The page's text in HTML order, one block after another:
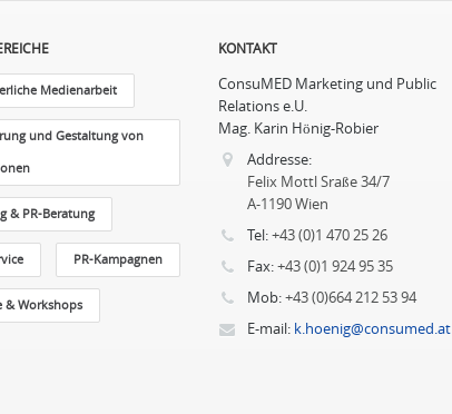
Medienarbeit
und Gestaltung von
& PR-Beratung
PR-Kampagnen
& Workshops
KONTAKT
ConsuMED Marketing und Public
Relations e.U.
Mag. Karin Hönig-Robier
Addresse:
Felix Mottl Sraße 34/7
A-1190 Wien
Tel:+43 (0)1 470 25 26
Fax:+43 (0)1 924 95 35
Mob:+43 (0)664 212 53 94
E-mail: k.hoenig@consumed.at